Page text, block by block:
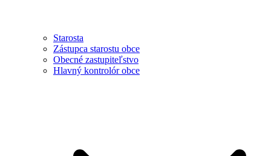
Starosta
Zástupca starostu obce
Obecné zastupiteľstvo
Hlavný kontrolór obce